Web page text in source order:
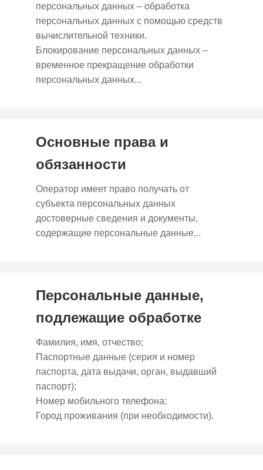
персональных данных – обработка
персональных данных с помощью средств
вычислительной техники.
Блокирование персональных данных –
временное прекращение обработки
персональных данных...
Основные права и
обязанности
Оператор имеет право получать от
субъекта персональных данных
достоверные сведения и документы,
содержащие персональные данные...
Персональные данные,
подлежащие обработке
Фамилия, имя, отчество;
Паспортные данные (серия и номер
паспорта, дата выдачи, орган, выдавший
паспорт);
Номер мобильного телефона;
Город проживания (при необходимости).